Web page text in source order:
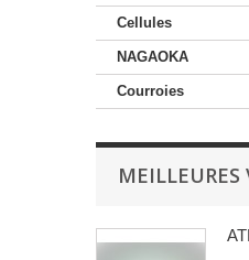
Cellules
NAGAOKA
Courroies
MEILLEURES